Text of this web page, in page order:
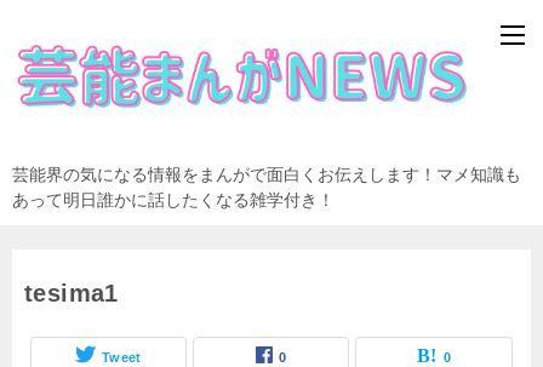
芸能界の気になる情報をまんがで面白くお伝えします！マメ知識も
あって明日誰かに話したくなる雑学付き！
tesima1
Tweet 0 0